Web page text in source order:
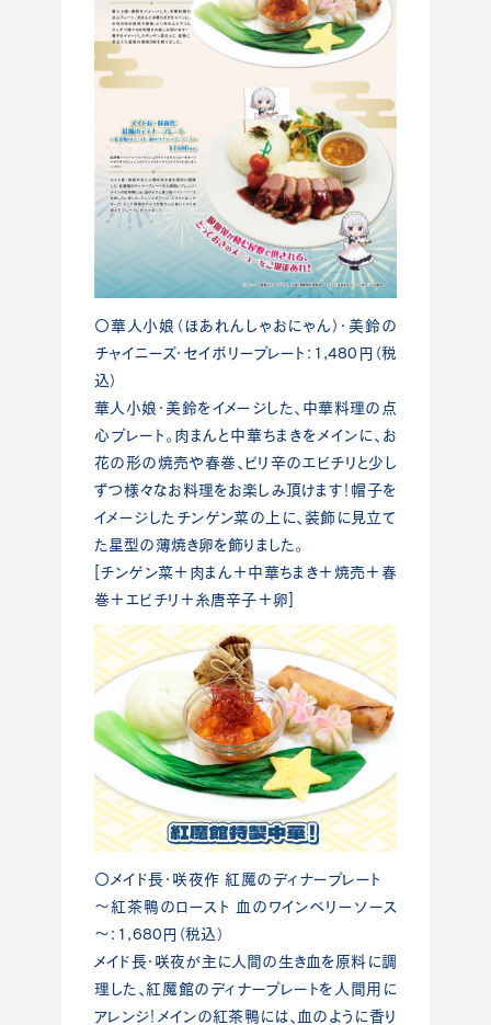
〇華人小娘（ほあれんしゃおにゃん）・美鈴の
チャイニーズ・セイボリープレート：1,480円（税
込）
華人小娘・美鈴をイメージした、中華料理の点
心プレート。肉まんと中華ちまきをメインに、お
花の形の焼売や春巻、ピリ辛のエビチリと少し
ずつ様々なお料理をお楽しみ頂けます！帽子を
イメージしたチンゲン菜の上に、装飾に見立て
た星型の薄焼き卵を飾りました。
[チンゲン菜＋肉まん＋中華ちまき＋焼売＋春
巻＋エビチリ＋糸唐辛子＋卵]
〇メイド長・咲夜作 紅魔のディナープレート
～紅茶鴨のロースト 血のワインベリーソース
～：1,680円（税込）
メイド長・咲夜が主に人間の生き血を原料に調
理した、紅魔館のディナープレートを人間用に
アレンジ！メインの紅茶鴨には、血のように香り